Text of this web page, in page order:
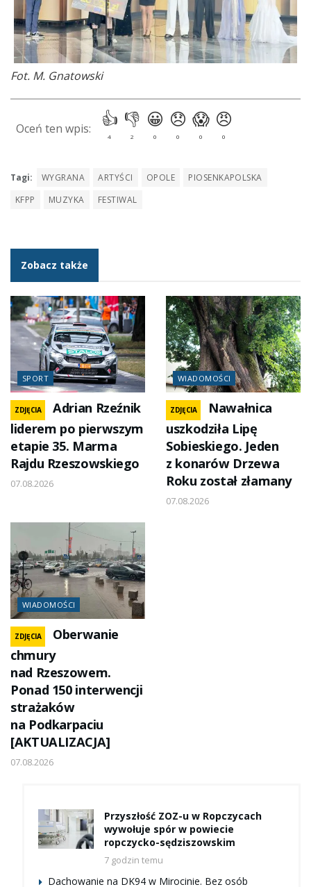
Fot. M. Gnatowski
Tagi: WYGRANA ARTYŚCI OPOLE
PIOSENKAPOLSKA
KFPP
MUZYKA FESTIWAL
Zobacz także
SPORT
ZDJĘCIA
Adrian Rzeźnik
liderem po pierwszym
etapie 35. Marma
Rajdu Rzeszowskiego
07.08.2026
WIADOMOŚCI
ZDJĘCIA
Nawałnica
uszkodziła Lipę
Sobieskiego. Jeden
z konarów Drzewa
Roku został złamany
07.08.2026
WIADOMOŚCI
ZDJĘCIA
Oberwanie
chmury
nad Rzeszowem.
Ponad 150 interwencji
strażaków
na Podkarpaciu
[AKTUALIZACJA]
07.08.2026
Przyszłość ZOZ-u w Ropczycach
wywołuje spór w powiecie
ropczycko-sędziszowskim
7 godzin temu
Dachowanie na DK94 w Mirocinie. Bez osób